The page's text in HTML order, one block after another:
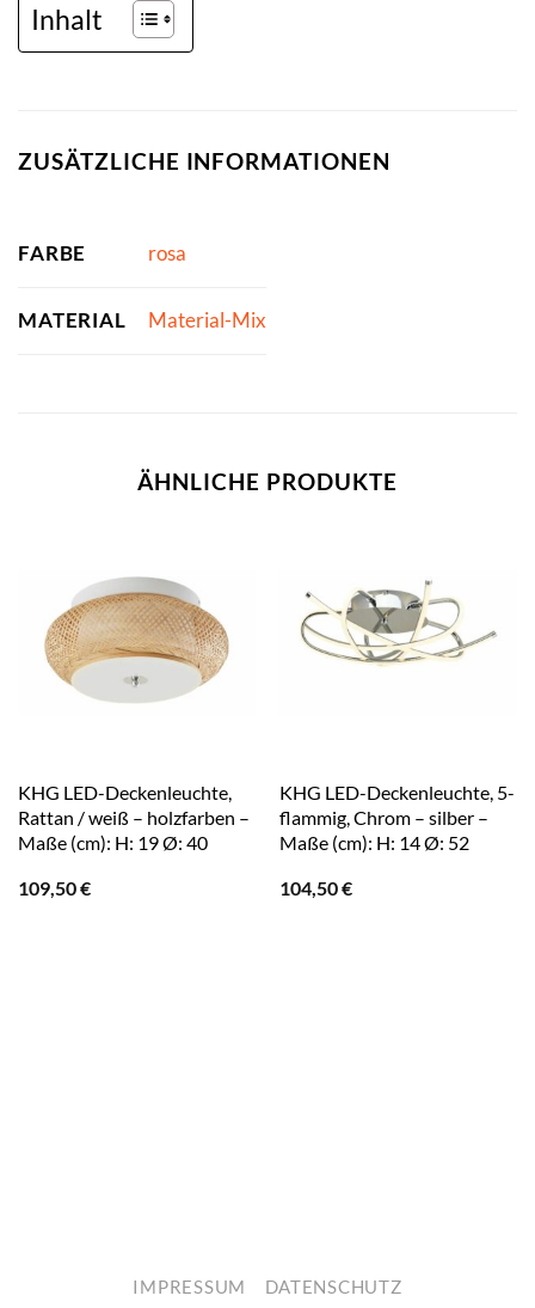
Inhalt
ZUSÄTZLICHE INFORMATIONEN
FARBE rosa
MATERIAL Material-Mix
ÄHNLICHE PRODUKTE
KHG LED-Deckenleuchte,
Rattan / weiß – holzfarben –
Maße (cm): H: 19 Ø: 40
109,50€
KHG LED-Deckenleuchte, 5-
flammig, Chrom – silber –
Maße (cm): H: 14 Ø: 52
104,50€
IMPRESSUM DATENSCHUTZ